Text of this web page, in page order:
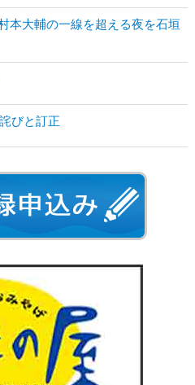
本大輔の一線を超える夜を石垣
びと訂正